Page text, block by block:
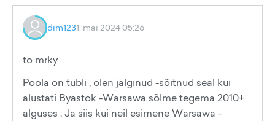
dim1231. mai 2024 05:26
to mrky
Poola on tubli , olen jälginud -sõitnud seal kui
alustati Byastok -Warsawa sõlme tegema 2010+
alguses . Ja siis kui neil esimene Warsawa -